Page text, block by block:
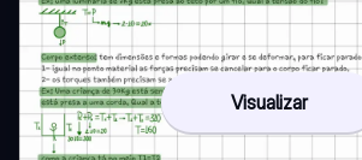
Visualizar